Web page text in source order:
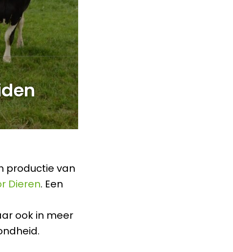
productie van
Dieren. Een
ook in meer